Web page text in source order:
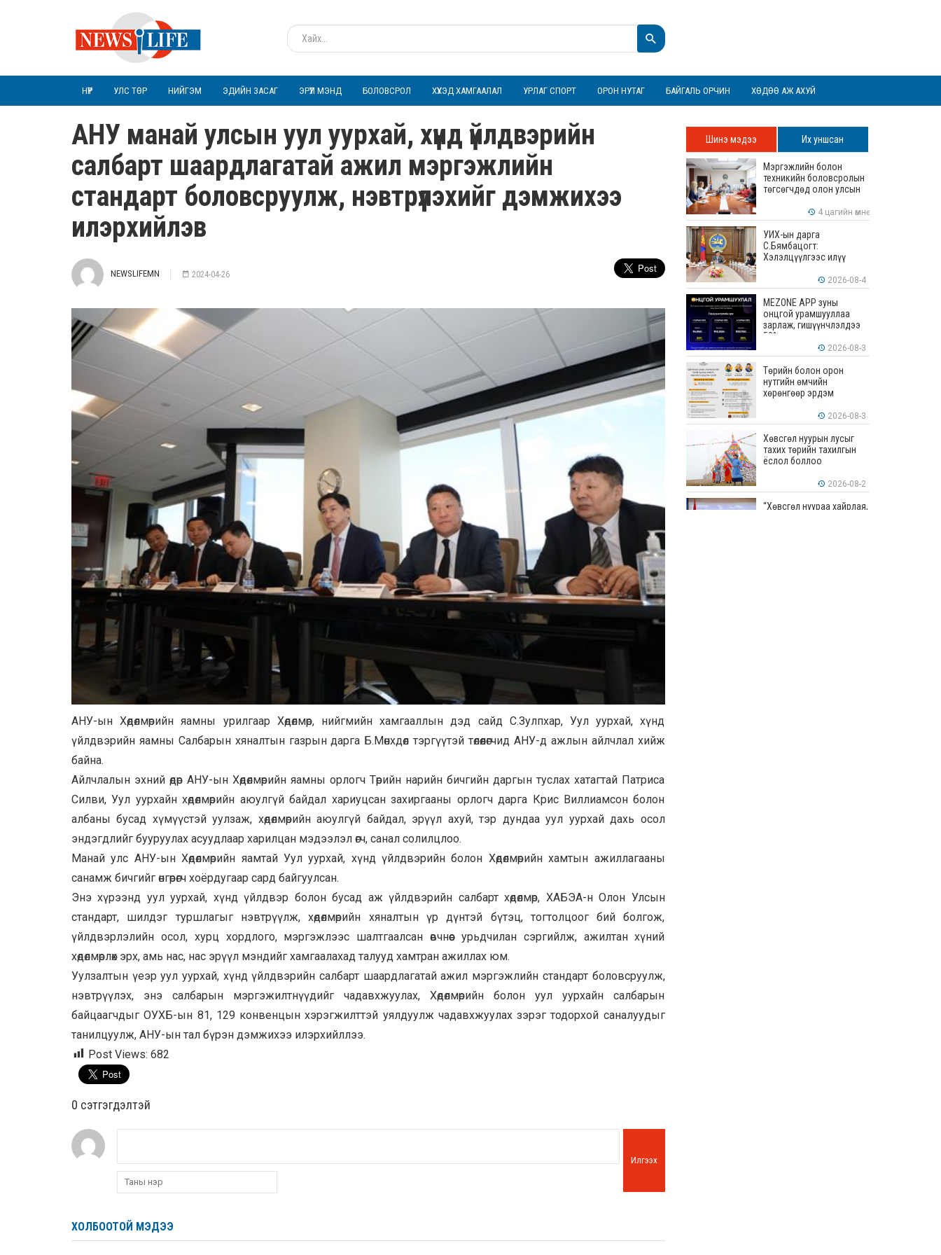
НҮҮР УЛС ТӨР НИЙГЭМ ЭДИЙН ЗАСАГ ЭРҮҮЛ МЭНД БОЛОВСРОЛ ХҮҮХЭД ХАМГААЛАЛ УРЛАГ СПОРТ ОРОН НУТАГ БАЙГАЛЬ ОРЧИН ХӨДӨӨ АЖ АХУЙ
АНУ манай улсын уул уурхай, хүнд үйлдвэрийн
салбарт шаардлагатай ажил мэргэжлийн
стандарт боловсруулж, нэвтрүүлэхийг дэмжихээ
илэрхийлэв
NEWSLIFEMN 2024-04-26
АНУ-ын Хөдөлмөрийн яамны урилгаар Хөдөлмөр, нийгмийн хамгааллын дэд сайд С.Зулпхар, Уул уурхай, хүнд
үйлдвэрийн яамны Салбарын хяналтын газрын дарга Б.Мөнхдөл тэргүүтэй төлөөлөгчид АНУ-д ажлын айлчлал хийж
байна.
Айлчлалын эхний өдөр АНУ-ын Хөдөлмөрийн яамны орлогч Төрийн нарийн бичгийн даргын туслах хатагтай Патриса
Силви, Уул уурхайн хөдөлмөрийн аюулгүй байдал хариуцсан захиргааны орлогч дарга Крис Виллиамсон болон
албаны бусад хүмүүстэй уулзаж, хөдөлмөрийн аюулгүй байдал, эрүүл ахуй, тэр дундаа уул уурхай дахь осол
эндэгдлийг бууруулах асуудлаар харилцан мэдээлэл өгч, санал солилцлоо.
Манай улс АНУ-ын Хөдөлмөрийн яамтай Уул уурхай, хүнд үйлдвэрийн болон Хөдөлмөрийн хамтын ажиллагааны
санамж бичгийг өнгөрөгч хоёрдугаар сард байгуулсан.
Энэ хүрээнд уул уурхай, хүнд үйлдвэр болон бусад аж үйлдвэрийн салбарт хөдөлмөр, ХАБЭА-н Олон Улсын
стандарт, шилдэг туршлагыг нэвтрүүлж, хөдөлмөрийн хяналтын үр дүнтэй бүтэц, тогтолцоог бий болгож,
үйлдвэрлэлийн осол, хурц хордлого, мэргэжлээс шалтгаалсан өвчнөөс урьдчилан сэргийлж, ажилтан хүний
хөдөлмөрлөх эрх, амь нас, нас эрүүл мэндийг хамгаалахад талууд хамтран ажиллах юм.
Уулзалтын үеэр уул уурхай, хүнд үйлдвэрийн салбарт шаардлагатай ажил мэргэжлийн стандарт боловсруулж,
нэвтрүүлэх, энэ салбарын мэргэжилтнүүдийг чадавхжуулах, Хөдөлмөрийн болон уул уурхайн салбарын
байцаагчдыг ОУХБ-ын 81, 129 конвенцын хэрэгжилттэй уялдуулж чадавхжуулах зэрэг тодорхой саналуудыг
танилцуулж, АНУ-ын тал бүрэн дэмжихээ илэрхийллээ.
Post Views: 682
0 cэтгэгдэлтэй
Илгээх
ХОЛБООТОЙ МЭДЭЭ
Шинэ мэдээ Их уншсан
Мэргэжлийн болон
техникийн боловсролын
төгсөгчдөд олон улсын
зөвшөөрөгдөх ур
чадваруудыг олгоно
4 цагийн өмнө
УИХ-ын дарга
С.Бямбацогт:
Хэлэлцүүлгээс илүү
илүү бодит үр дүн чухал
2026-08-4
MEZONE APP зуны
онцгой урамшууллаа
зарлаж, гишүүнчлэлдээ
50% хүртэлх хөнгөлөлт
үзүүлж эхэллээ 2026-08-3
Төрийн болон орон
нутгийн өмчийн
хөрөнгөөр эрдэм
ажил хийхэд тендерийн
болон гүйцэтгэлийн
баталгаа гаргахгүй
2026-08-3
Хөвсгөл нуурын лусыг
тахих төрийн тахилгын
ёслол боллоо
2026-08-2
“Хөвсгөл нуураа хайрлая,